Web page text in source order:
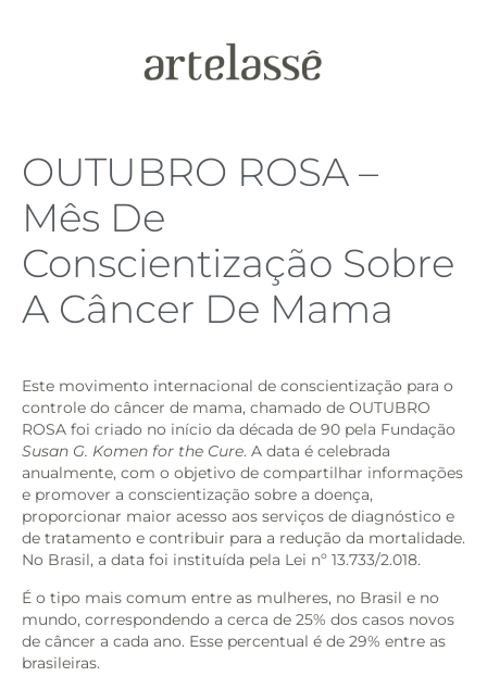
OUTUBRO ROSA –
Mês De
Conscientização Sobre
A Câncer De Mama
Este movimento internacional de conscientização para o
controle do câncer de mama, chamado de OUTUBRO
ROSA foi criado no início da década de 90 pela Fundação
Susan G. Komen for the Cure. A data é celebrada
anualmente, com o objetivo de compartilhar informações
e promover a conscientização sobre a doença,
proporcionar maior acesso aos serviços de diagnóstico e
de tratamento e contribuir para a redução da mortalidade.
No Brasil, a data foi instituída pela Lei nº 13.733/2.018.
É o tipo mais comum entre as mulheres, no Brasil e no
mundo, correspondendo a cerca de 25% dos casos novos
de câncer a cada ano. Esse percentual é de 29% entre as
brasileiras.